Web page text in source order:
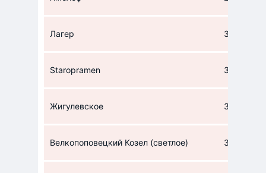
Лагер 33
Staropramen 35
Жигулевское 36
Велкопоповецкий Козел (светлое) 36